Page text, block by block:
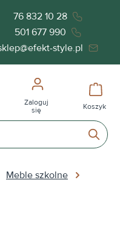
76 832 10 28
501 677 990
style.pl
0 przedmioty na liście
Zaloguj
się
Koszyk
Meble szkolne